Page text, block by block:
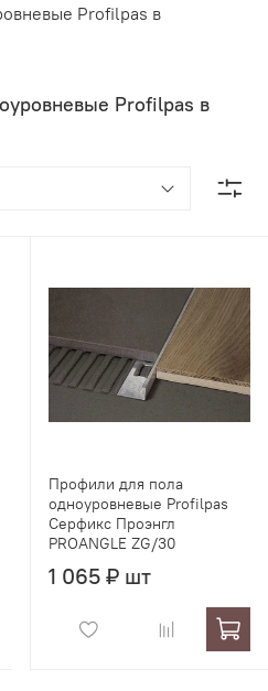
Profilpas в
Profilpas в
Профили для пола
одноуровневые Profilpas
Серфикс Проэнгл
PROANGLE ZG/30
1 065 ₽ шт